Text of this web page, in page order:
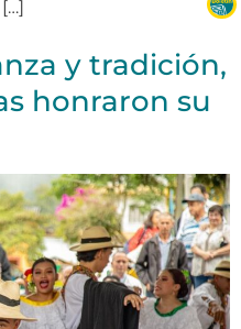
y tradición,
honraron su